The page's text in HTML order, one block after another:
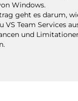
Windows.
geht es darum,
VS Team Services
und